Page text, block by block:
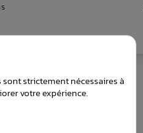
strictement nécessaires à
votre expérience.